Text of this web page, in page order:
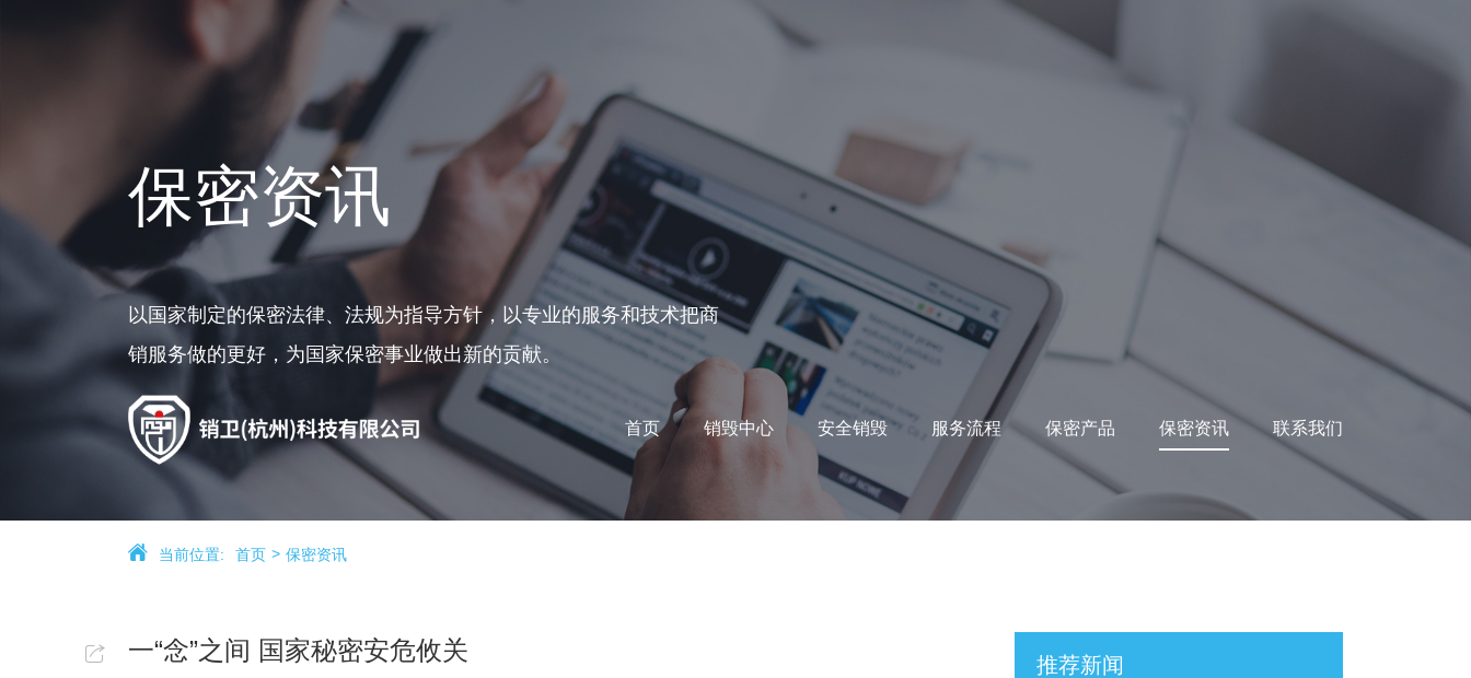
首页 销毁中心 安全销毁 服务流程 保密产品 保密资讯 联系我们
保密资讯
以国家制定的保密法律、法规为指导方针，以专业的服务和技术把商
销服务做的更好，为国家保密事业做出新的贡献。
当前位置: 首页 保密资讯
一“念”之间 国家秘密安危攸关 推荐新闻